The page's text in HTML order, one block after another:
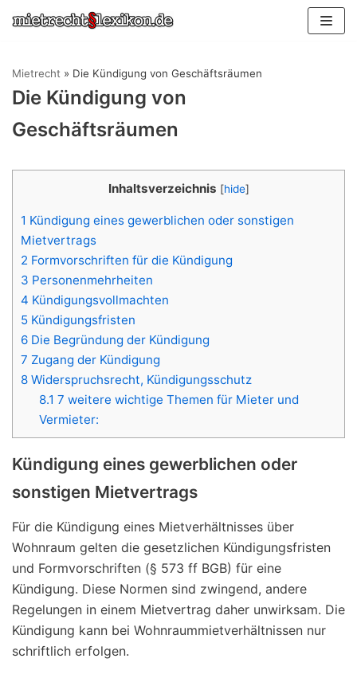
Zum
Mietrecht » Die Kündigung von Geschäftsräumen
Die Kündigung von
Geschäftsräumen
Inhaltsverzeichnis [hide]
1 Kündigung eines gewerblichen oder sonstigen
Mietvertrags
2 Formvorschriften für die Kündigung
3 Personenmehrheiten
4 Kündigungsvollmachten
5 Kündigungsfristen
6 Die Begründung der Kündigung
7 Zugang der Kündigung
8 Widerspruchsrecht, Kündigungsschutz
8.1 7 weitere wichtige Themen für Mieter und
Vermieter:
Kündigung eines gewerblichen oder
sonstigen Mietvertrags
Für die Kündigung eines Mietverhältnisses über
Wohnraum gelten die gesetzlichen Kündigungsfristen
und Formvorschriften (§ 573 ff BGB) für eine
Kündigung. Diese Normen sind zwingend, andere
Regelungen in einem Mietvertrag daher unwirksam. Die
Kündigung kann bei Wohnraummietverhältnissen nur
schriftlich erfolgen.